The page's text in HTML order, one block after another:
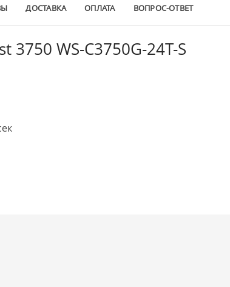
ДОСТАВКА ОПЛАТА ВОПРОС-ОТВЕТ
3750 WS-C3750G-24T-S